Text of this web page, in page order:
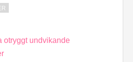
otryggt undvikande